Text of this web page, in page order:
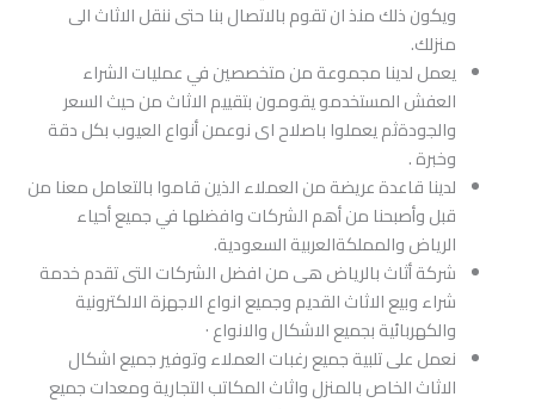
ويكون ذلك منذ ان تقوم بالاتصال بنا حتى ننقل الاثاث الى
منزلك.
يعمل لدينا مجموعة من متخصصين في عمليات الشراء
العفش المستخدمو يقومون بتقييم الاثاث من حيث السعر
والجودةثم يعملوا باصلاح اى نوعمن أنواع العيوب بكل دقة
وخبرة .
لدينا قاعدة عريضة من العملاء الذين قاموا بالتعامل معنا من
قبل وأصبحنا من أهم الشركات وافضلها في جميع أحياء
الرياض والمملكةالعربية السعودية.
شركة أثاث بالرياض هى من افضل الشركات التى تقدم خدمة
شراء وبيع الاثاث القديم وجميع انواع الاجهزة الالكترونية
والكهربائية بجميع الاشكال والانواع ·
نعمل على تلبية جميع رغبات العملاء وتوفير جميع اشكال
الاثاث الخاص بالمنزل واثاث المكاتب التجارية ومعدات جميع